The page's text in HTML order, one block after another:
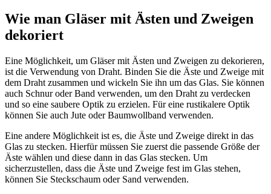
Wie man Gläser mit Ästen und Zweigen
dekoriert
Eine Möglichkeit, um Gläser mit Ästen und Zweigen zu dekorieren,
ist die Verwendung von Draht. Binden Sie die Äste und Zweige mit
dem Draht zusammen und wickeln Sie ihn um das Glas. Sie können
auch Schnur oder Band verwenden, um den Draht zu verdecken
und so eine saubere Optik zu erzielen. Für eine rustikalere Optik
können Sie auch Jute oder Baumwollband verwenden.
Eine andere Möglichkeit ist es, die Äste und Zweige direkt in das
Glas zu stecken. Hierfür müssen Sie zuerst die passende Größe der
Äste wählen und diese dann in das Glas stecken. Um
sicherzustellen, dass die Äste und Zweige fest im Glas stehen,
können Sie Steckschaum oder Sand verwenden.